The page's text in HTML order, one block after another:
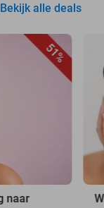
Bekijk alle deals
51%
naar